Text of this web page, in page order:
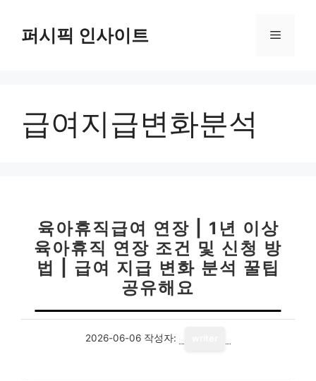
퍼시픽 인사이트 메
급여지급변화분석
육아휴직급여 연장 | 1년 이상
육아휴직 연장 조건 및 신청 방
법 | 급여 지급 변화 분석 꿀팁
공유해요
2026-06-06 작성자: